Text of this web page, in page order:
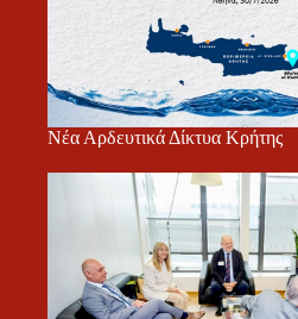
Νέα Αρδευτικά Δίκτυα Κρήτης